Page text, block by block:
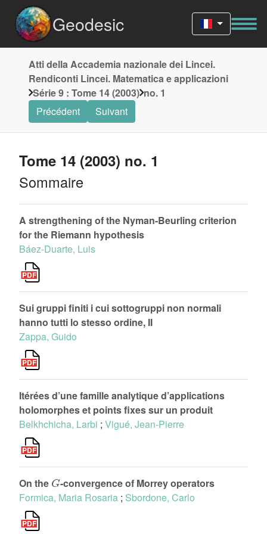
Geodesic
Atti della Accademia nazionale dei Lincei.
Rendiconti Lincei. Matematica e applicazioni
Série 9 : Tome 14 (2003) no. 1
Précédent
Suivant
Tome 14 (2003) no. 1
Sommaire
A strengthening of the Nyman-Beurling criterion
for the Riemann hypothesis
Báez-Duarte, Luis
Sui gruppi finiti i cui sottogruppi non normali
hanno tutti lo stesso ordine, II
Zappa, Guido
Itérées d’une famille analytique d’applications
holomorphes et points fixes sur un produit
Belkhchicha, Larbi ; Vigué, Jean-Pierre
On the
-convergence of Morrey operators
Formica, Maria Rosaria ; Sbordone, Carlo